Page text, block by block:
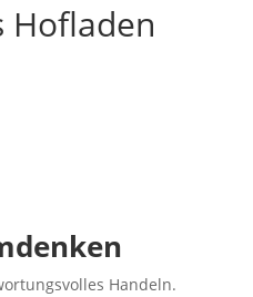
Hofladen
Handeln.